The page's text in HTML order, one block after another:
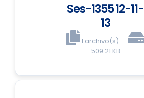
Ses-1355 12-11-
13
1 archivo(s)
509.21 KB